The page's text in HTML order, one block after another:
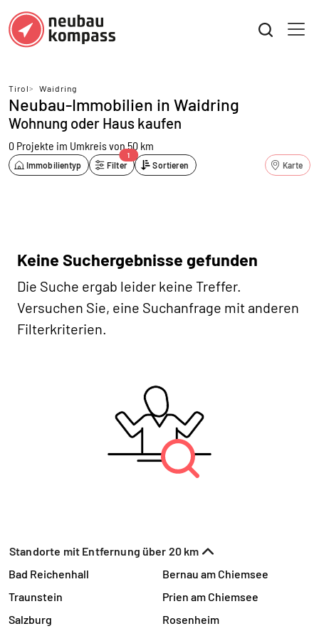
Tirol> Waidring
Neubau-Immobilien in Waidring
Wohnung oder Haus kaufen
0 Projekte im Umkreis von 50 km
Immobilientyp Filter
1
Sortieren Karte
Keine Suchergebnisse gefunden
Die Suche ergab leider keine Treffer.
Versuchen Sie, eine Suchanfrage mit anderen
Filterkriterien.
Standorte mit Entfernung über 20 km
Bad Reichenhall
Bernau am Chiemsee
Traunstein
Prien am Chiemsee
Salzburg
Rosenheim